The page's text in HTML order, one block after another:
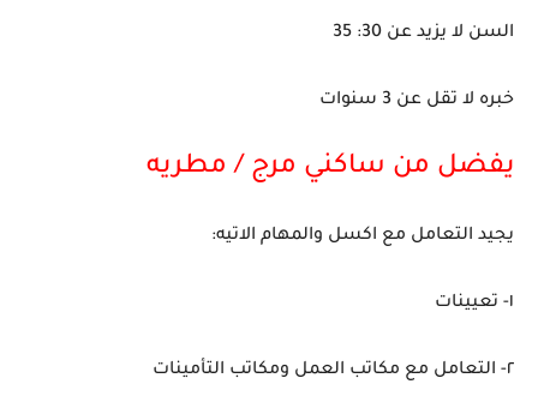
السن لا يزيد عن 30: 35
خبره لا تقل عن 3 سنوات
يفضل من ساكني مرج / مطريه
يجيد التعامل مع اكسل والمهام الاتيه:
١- تعيينات
٢- التعامل مع مكاتب العمل ومكاتب التأمينات